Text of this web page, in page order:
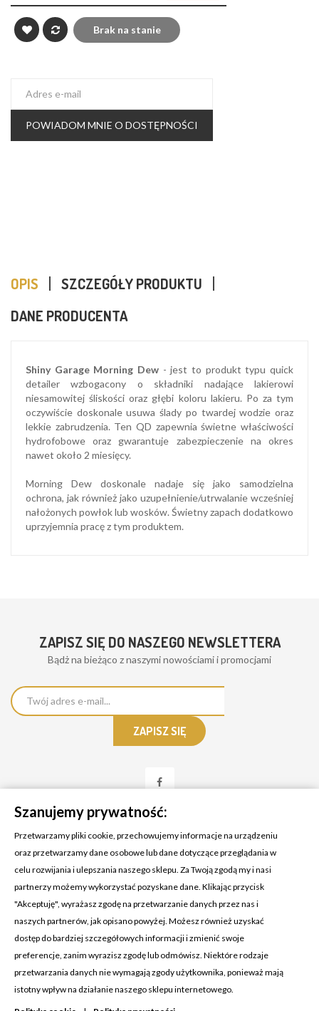
Brak na stanie
POWIADOM MNIE O DOSTĘPNOŚCI
OPIS
SZCZEGÓŁY PRODUKTU
DANE PRODUCENTA
Shiny Garage Morning Dew - jest to produkt typu quick
detailer wzbogacony o składniki nadające lakierowi
niesamowitej śliskości oraz głębi koloru lakieru. Po za tym
oczywiście doskonale usuwa ślady po twardej wodzie oraz
lekkie zabrudzenia. Ten QD zapewnia świetne właściwości
hydrofobowe oraz gwarantuje zabezpieczenie na okres
nawet około 2 miesięcy.
Morning Dew doskonale nadaje się jako samodzielna
ochrona, jak również jako uzupełnienie/utrwalanie wcześniej
nałożonych powłok lub wosków. Świetny zapach dodatkowo
uprzyjemnia pracę z tym produktem.
ZAPISZ SIĘ DO NASZEGO NEWSLETTERA
Bądż na bieżąco z naszymi nowościami i promocjami
KONTAKT Z NAMI
Adres:
Cosmetic4car
Budzisz 73A
39-200 Dębica
Dominik:
Klaudia: +48 730634730
Szanujemy prywatność:
Przetwarzamy pliki cookie, przechowujemy informacje na urządzeniu
oraz przetwarzamy dane osobowe lub dane dotyczące przeglądania w
celu rozwijania i ulepszania naszego sklepu. Za Twoją zgodą my i nasi
partnerzy możemy wykorzystać pozyskane dane. Klikając przycisk
"Akceptuję", wyrażasz zgodę na przetwarzanie danych przez nas i
naszych partnerów, jak opisano powyżej. Możesz również uzyskać
dostęp do bardziej szczegółowych informacji i zmienić swoje
preferencje, zanim wyrazisz zgodę lub odmówisz. Niektóre rodzaje
przetwarzania danych nie wymagają zgody użytkownika, ponieważ mają
istotny wpływ na działanie naszego sklepu internetowego.